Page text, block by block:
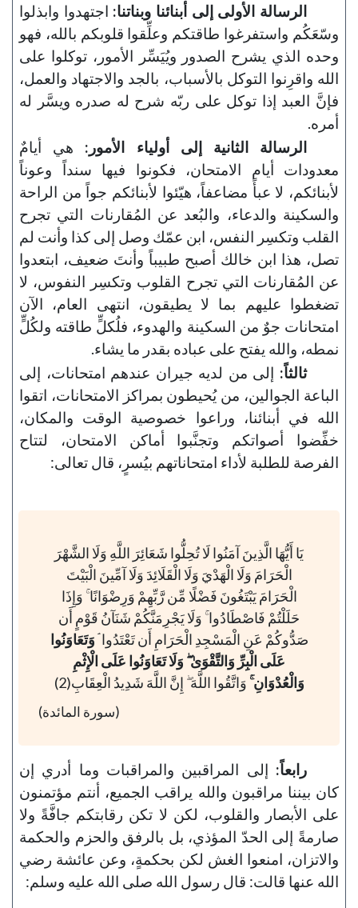
الرسالة الأولى إلى أبنائنا وبناتنا: اجتهدوا وابذلوا
وسّعَكُم واستفرغوا طاقتكم وعلِّقوا قلوبكم بالله، فهو
وحده الذي يشرح الصدور ويُيَسِّر الأمور، توكلوا على
الله واقرِنوا التوكل بالأسباب، بالجد والاجتهاد والعمل،
فإنَّ العبد إذا توكل على ربّه شرح له صدره ويسَّر له
أمره.
الرسالة الثانية إلى أولياء الأمور: هي أيامٌ
معدودات أيام الامتحان، فكونوا فيها سنداً وعوناً
لأبنائكم، لا عبأً مضاعفاً، هيّئوا لأبنائكم جواً من الراحة
والسكينة والدعاء، والبُعد عن المُقارنات التي تجرح
القلب وتكسِر النفس، ابن عمّك وصل إلى كذا وأنت لم
تصل، هذا ابن خالك أصبح طبيباً وأنتَ ضعيف، ابتعدوا
عن المُقارنات التي تجرح القلوب وتكسِر النفوس، لا
تضغطوا عليهم بما لا يطيقون، انتهى العام، الآن
امتحانات جوٌ من السكينة والهدوء، فلُكلٍّ طاقته ولكُلٍّ
نمطه، والله يفتح على عباده بقدر ما يشاء.
ثالثاً: إلى من لديه جيران عندهم امتحانات، إلى
الباعة الجوالين، من يُحيطون بمراكز الامتحانات، اتقوا
الله في أبنائنا، وراعوا خصوصية الوقت والمكان،
خفِّضوا أصواتكم وتجنَّبوا أماكن الامتحان، لتتاح
الفرصة للطلبة لأداء امتحاناتهم بيُسرٍ، قال تعالى:
يَا أَيُّهَا الَّذِينَ آمَنُوا لَا تُحِلُّوا شَعَائِرَ اللَّهِ وَلَا الشَّهْرَ
الْحَرَامَ وَلَا الْهَدْيَ وَلَا الْقَلَائِدَ وَلَا آمِّينَ الْبَيْتَ
الْحَرَامَ يَبْتَغُونَ فَضْلًا مِّن رَّبِّهِمْ وَرِضْوَانًا ۚ وَإِذَا
حَلَلْتُمْ فَاصْطَادُوا ۚ وَلَا يَجْرِمَنَّكُمْ شَنَآنُ قَوْمٍ أَن
صَدُّوكُمْ عَنِ الْمَسْجِدِ الْحَرَامِ أَن تَعْتَدُوا ۘوَتَعَاوَنُوا
عَلَى الْبِرِّ وَالتَّقْوَىٰ ۖ وَلَا تَعَاوَنُوا عَلَى الْإِثْمِ
وَالْعُدْوَانِ ۚ وَاتَّقُوا اللَّهَ ۖ إِنَّ اللَّهَ شَدِيدُ الْعِقَابِ(2)
(سورة المائدة)
رابعاً: إلى المراقبين والمراقبات وما أدري إن
كان بيننا مراقبون والله يراقب الجميع، أنتم مؤتمنون
على الأبصار والقلوب، لكن لا تكن رقابتكم جافَّةً ولا
صارمةً إلى الحدّ المؤذي، بل بالرفق والحزم والحكمة
والاتزان، امنعوا الغش لكن بحكمةٍ، وعن عائشة رضي
الله عنها قالت: قال رسول الله صلى الله عليه وسلم: